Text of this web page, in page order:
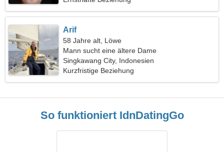
Arif
58 Jahre alt, Löwe
Mann sucht eine ältere Dame
Singkawang City, Indonesien
Kurzfristige Beziehung
So funktioniert IdnDatingGo